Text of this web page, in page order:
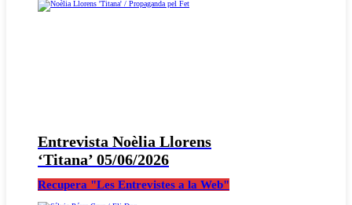
Entrevista Noèlia Llorens
‘Titana’ 05/06/2026
Recupera "Les Entrevistes a la Web"